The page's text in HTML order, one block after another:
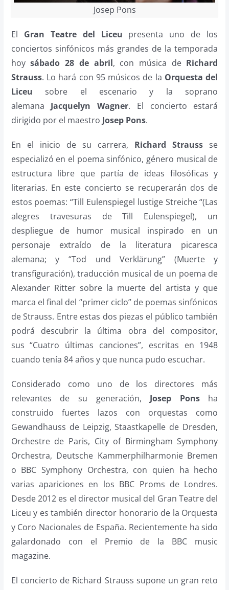
Josep Pons
El Gran Teatre del Liceu presenta uno de los
conciertos sinfónicos más grandes de la temporada
hoysábado 28 de abril, con música de Richard
Strauss. Lo hará con 95 músicos de la Orquesta del
Liceu sobre el escenario y la soprano
alemana Jacquelyn Wagner. El concierto estará
dirigido por el maestro Josep Pons.
En el inicio de su carrera, Richard Strauss se
especializó en el poema sinfónico, género musical de
estructura libre que partía de ideas filosóficas y
literarias. En este concierto se recuperarán dos de
estos poemas: “Till Eulenspiegel lustige Streiche “(Las
alegres travesuras de Till Eulenspiegel), un
despliegue de humor musical inspirado en un
personaje extraído de la literatura picaresca
alemana; y “Tod und Verklärung” (Muerte y
transfiguración), traducción musical de un poema de
Alexander Ritter sobre la muerte del artista y que
marca el final del “primer ciclo” de poemas sinfónicos
de Strauss. Entre estas dos piezas el público también
podrá descubrir la última obra del compositor,
sus “Cuatro últimas canciones”, escritas en 1948
cuando tenía 84 años y que nunca pudo escuchar.
Considerado como uno de los directores más
relevantes de su generación, Josep Ponsha
construido fuertes lazos con orquestas como
Gewandhauss de Leipzig, Staastkapelle de Dresden,
Orchestre de Paris, City of Birmingham Symphony
Orchestra, Deutsche Kammerphilharmonie Bremen
o BBC Symphony Orchestra, con quien ha hecho
varias apariciones en los BBC Proms de Londres.
Desde 2012 es el director musical del Gran Teatre del
Liceu y es también director honorario de la Orquesta
y Coro Nacionales de España. Recientemente ha sido
galardonado con el Premio de la BBC music
magazine.
El concierto de Richard Strauss supone un gran reto